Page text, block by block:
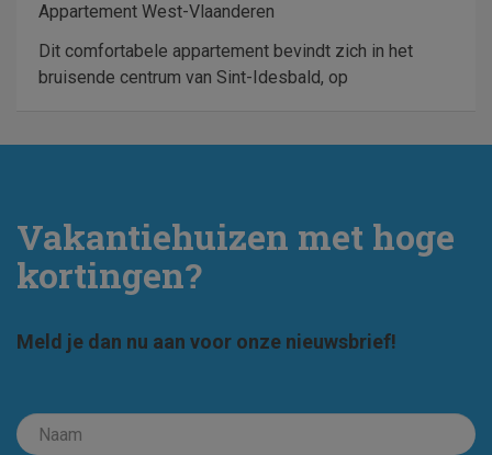
Appartement West-Vlaanderen
Dit comfortabele appartement bevindt zich in het
bruisende centrum van Sint-Idesbald, op
Vakantiehuizen met hoge
kortingen?
Meld je dan nu aan voor onze nieuwsbrief!